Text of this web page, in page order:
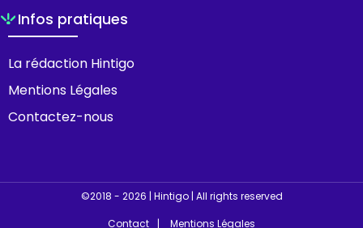
Infos pratiques
La rédaction Hintigo
Mentions Légales
Contactez-nous
©2018 - 2026 | Hintigo | All rights reserved
Contact
Mentions Légales